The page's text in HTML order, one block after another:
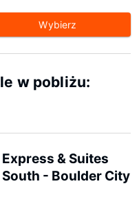
Wybierz
w pobliżu:
& Suites
- Boulder City